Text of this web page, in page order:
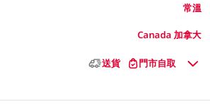
常溫
Canada 加拿大
送貨 門市自取